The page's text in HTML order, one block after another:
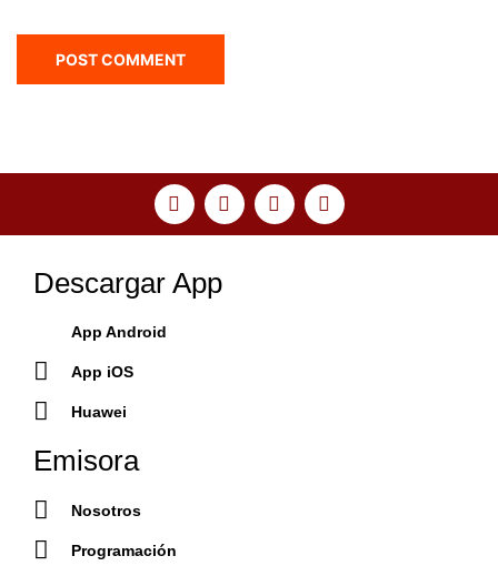
Descargar App
App Android
App iOS
Huawei
Emisora
Nosotros
Programación